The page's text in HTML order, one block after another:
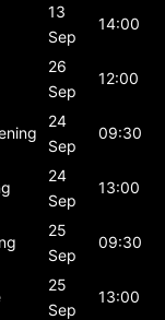
13
Sep
14:00
26
Sep
12:00
24
Sep
09:30
24
Sep
13:00
25
Sep
09:30
25
Sep
13:00